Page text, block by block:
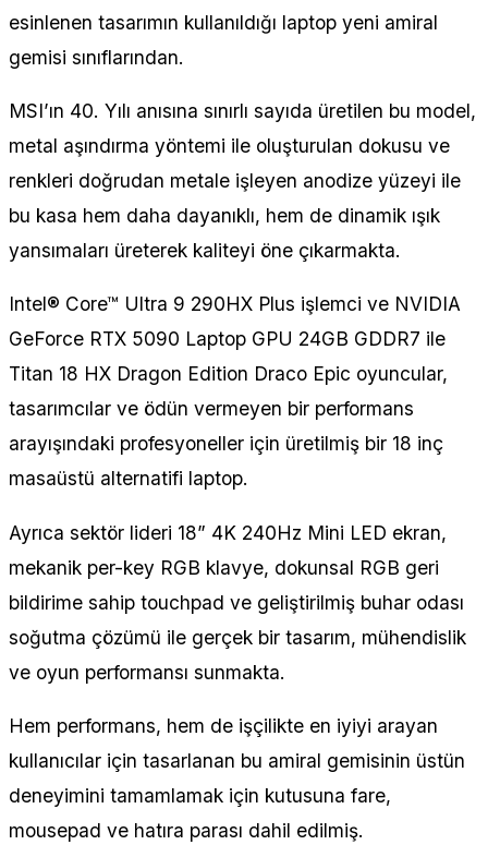
esinlenen tasarımın kullanıldığı laptop yeni amiral
gemisi sınıflarından.
MSI’ın 40. Yılı anısına sınırlı sayıda üretilen bu model,
metal aşındırma yöntemi ile oluşturulan dokusu ve
renkleri doğrudan metale işleyen anodize yüzeyi ile
bu kasa hem daha dayanıklı, hem de dinamik ışık
yansımaları üreterek kaliteyi öne çıkarmakta.
Intel® Core™ Ultra 9 290HX Plus işlemci ve NVIDIA
GeForce RTX 5090 Laptop GPU 24GB GDDR7 ile
Titan 18 HX Dragon Edition Draco Epic oyuncular,
tasarımcılar ve ödün vermeyen bir performans
arayışındaki profesyoneller için üretilmiş bir 18 inç
masaüstü alternatifi laptop.
Ayrıca sektör lideri 18” 4K 240Hz Mini LED ekran,
mekanik per-key RGB klavye, dokunsal RGB geri
bildirime sahip touchpad ve geliştirilmiş buhar odası
soğutma çözümü ile gerçek bir tasarım, mühendislik
ve oyun performansı sunmakta.
Hem performans, hem de işçilikte en iyiyi arayan
kullanıcılar için tasarlanan bu amiral gemisinin üstün
deneyimini tamamlamak için kutusuna fare,
mousepad ve hatıra parası dahil edilmiş.